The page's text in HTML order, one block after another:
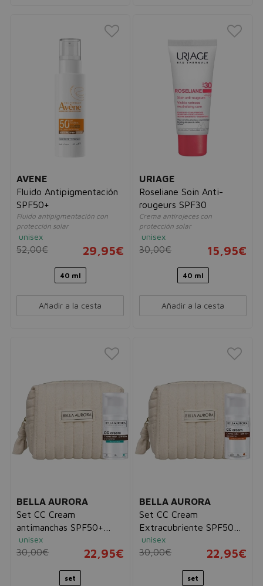
AVENE
Fluido Antipigmentación
SPF50+
Fluido antipigmentación con
protección solar
unisex
52,00€ 29,95€
40 ml
Añadir a la cesta
URIAGE
Roseliane Soin Anti-
rougeurs SPF30
Crema antirojeces con
protección solar
unisex
30,00€ 15,95€
40 ml
Añadir a la cesta
BELLA AURORA
Set CC Cream
antimanchas SPF50+
Color Oil Free 30ml +
Neceser
unisex
30,00€ 22,95€
set
BELLA AURORA
Set CC Cream
Extracubriente SPF50+
30ml + Neceser
unisex
30,00€ 22,95€
set